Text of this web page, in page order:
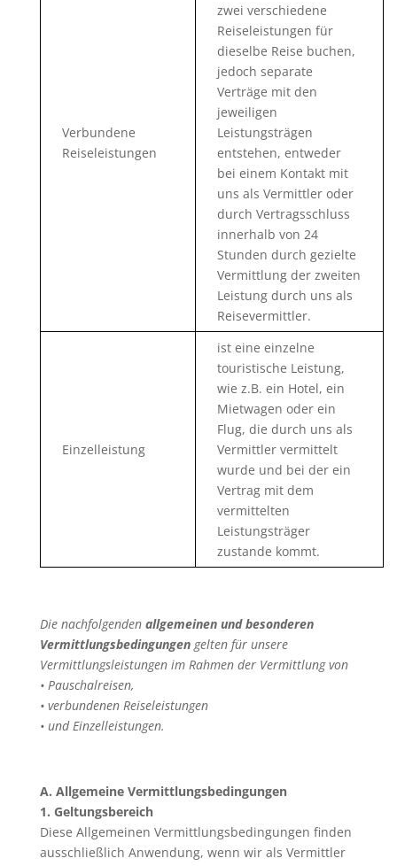
Verbundene
Reiseleistungen
zwei verschiedene
Reiseleistungen für
dieselbe Reise buchen,
jedoch separate
Verträge mit den
jeweiligen
Leistungsträgen
entstehen, entweder
bei einem Kontakt mit
uns als Vermittler oder
durch Vertragsschluss
innerhalb von 24
Stunden durch gezielte
Vermittlung der zweiten
Leistung durch uns als
Reisevermittler.
Einzelleistung
ist eine einzelne
touristische Leistung,
wie z.B. ein Hotel, ein
Mietwagen oder ein
Flug, die durch uns als
Vermittler vermittelt
wurde und bei der ein
Vertrag mit dem
vermittelten
Leistungsträger
zustande kommt.
Die nachfolgenden allgemeinen und besonderen
Vermittlungsbedingungengelten für unsere
Vermittlungsleistungen im Rahmen der Vermittlung von
• Pauschalreisen,
• verbundenen Reiseleistungen
• und Einzelleistungen.
A. Allgemeine Vermittlungsbedingungen
1. Geltungsbereich
Diese Allgemeinen Vermittlungsbedingungen finden
ausschließlich Anwendung, wenn wir als Vermittler